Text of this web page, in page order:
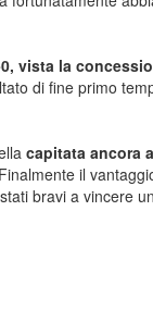
vista la
di fine primo
capitata ancora
il
bravi a vincere